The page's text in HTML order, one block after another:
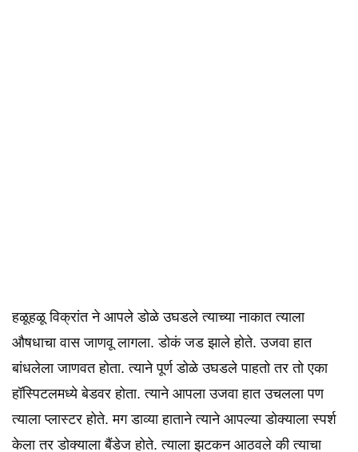
हळूहळू विक्रांत ने आपले डोळे उघडले त्याच्या नाकात त्याला
औषधाचा वास जाणवू लागला. डोकं जड झाले होते. उजवा हात
बांधलेला जाणवत होता. त्याने पूर्ण डोळे उघडले पाहतो तर तो एका
हॉस्पिटलमध्ये बेडवर होता. त्याने आपला उजवा हात उचलला पण
त्याला प्लास्टर होते. मग डाव्या हाताने त्याने आपल्या डोक्याला स्पर्श
केला तर डोक्याला बैंडेज होते. त्याला झटकन आठवले की त्याचा